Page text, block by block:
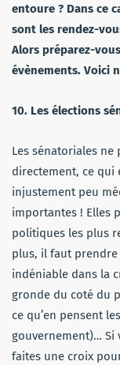
entoure ? Dans ce
sont les rendez-
Alors préparez-
évènements. Voici
10. Les élections
Les sénatoriales
directement, ce
injustement peu
importantes ! Elles
politiques les plus
plus, il faut
indéniable dans la
gronde du coté du
ce qu’en pensent
gouvernement)… Si
faites une croix